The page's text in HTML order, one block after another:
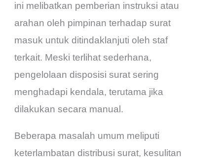
ini melibatkan pemberian instruksi atau
arahan oleh pimpinan terhadap surat
masuk untuk ditindaklanjuti oleh staf
terkait. Meski terlihat sederhana,
pengelolaan disposisi surat sering
menghadapi kendala, terutama jika
dilakukan secara manual.
Beberapa masalah umum meliputi
keterlambatan distribusi surat, kesulitan